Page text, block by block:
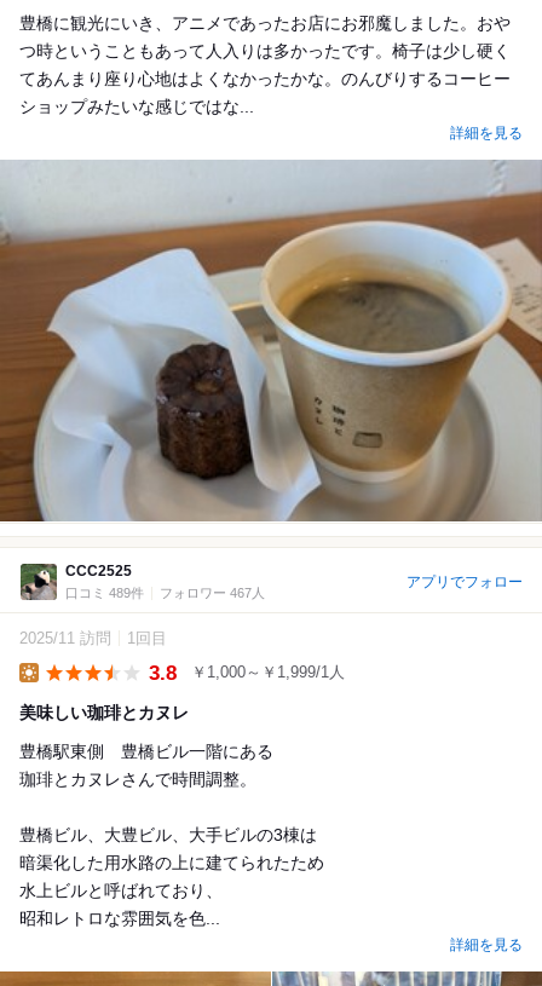
豊橋に観光にいき、アニメであったお店にお邪魔しました。おや
つ時ということもあって人入りは多かったです。椅子は少し硬く
てあんまり座り心地はよくなかったかな。のんびりするコーヒー
ショップみたいな感じではな...
詳細を見る
CCC2525
口コミ 489件 フォロワー 467人
アプリでフォロー
2025/11 訪問 1回目
3.8 ￥1,000～￥1,999/1人
美味しい珈琲とカヌレ
豊橋駅東側 豊橋ビル一階にある
珈琲とカヌレさんで時間調整。
豊橋ビル、大豊ビル、大手ビルの3棟は
暗渠化した用水路の上に建てられたため
水上ビルと呼ばれており、
昭和レトロな雰囲気を色...
詳細を見る